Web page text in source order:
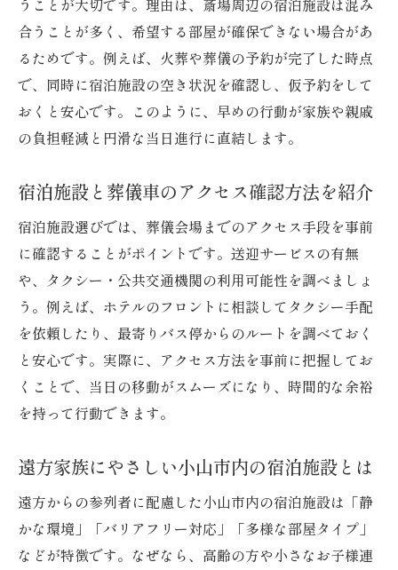
うことが大切です。理由は、斎場周辺の宿泊施設は混み
合うことが多く、希望する部屋が確保できない場合があ
るためです。例えば、火葬や葬儀の予約が完了した時点
で、同時に宿泊施設の空き状況を確認し、仮予約をして
おくと安心です。このように、早めの行動が家族や親戚
の負担軽減と円滑な当日進行に直結します。
宿泊施設と葬儀車のアクセス確認方法を紹介
宿泊施設選びでは、葬儀会場までのアクセス手段を事前
に確認することがポイントです。送迎サービスの有無
や、タクシー・公共交通機関の利用可能性を調べましょ
う。例えば、ホテルのフロントに相談してタクシー手配
を依頼したり、最寄りバス停からのルートを調べておく
と安心です。実際に、アクセス方法を事前に把握してお
くことで、当日の移動がスムーズになり、時間的な余裕
を持って行動できます。
遠方家族にやさしい小山市内の宿泊施設とは
遠方からの参列者に配慮した小山市内の宿泊施設は「静
かな環境」「バリアフリー対応」「多様な部屋タイプ」
などが特徴です。なぜなら、高齢の方や小さなお子様連